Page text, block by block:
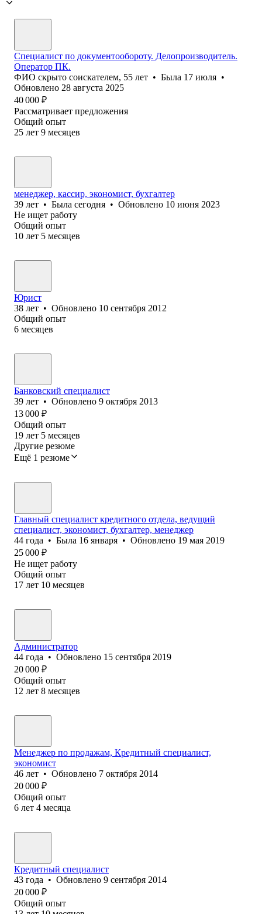
Специалист по документообороту. Делопроизводитель.
Оператор ПК.
ФИО скрыто соискателем, 55 лет • Была 17 июля •
Обновлено 28 августа 2025
40 000 ₽
Рассматривает предложения
Общий опыт
25 лет 9 месяцев
менеджер, кассир, экономист, бухгалтер
39 лет • Была сегодня • Обновлено 10 июня 2023
Не ищет работу
Общий опыт
10 лет 5 месяцев
Юрист
38 лет • Обновлено 10 сентября 2012
Общий опыт
6 месяцев
Банковский специалист
39 лет • Обновлено 9 октября 2013
13 000 ₽
Общий опыт
19 лет 5 месяцев
Другие резюме
Ещё 1 резюме
Главный специалист кредитного отдела, ведущий
специалист, экономист, бухгалтер, менеджер
44 года • Была 16 января • Обновлено 19 мая 2019
25 000 ₽
Не ищет работу
Общий опыт
17 лет 10 месяцев
Администратор
44 года • Обновлено 15 сентября 2019
20 000 ₽
Общий опыт
12 лет 8 месяцев
Менеджер по продажам, Кредитный специалист,
экономист
46 лет • Обновлено 7 октября 2014
20 000 ₽
Общий опыт
6 лет 4 месяца
Кредитный специалист
43 года • Обновлено 9 сентября 2014
20 000 ₽
Общий опыт